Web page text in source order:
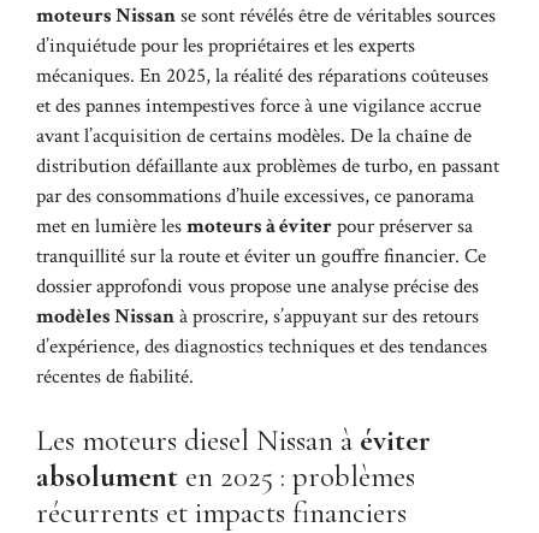
moteurs Nissanse sont révélés être de véritables sources
d’inquiétude pour les propriétaires et les experts
mécaniques. En 2025, la réalité des réparations coûteuses
et des pannes intempestives force à une vigilance accrue
avant l’acquisition de certains modèles. De la chaîne de
distribution défaillante aux problèmes de turbo, en passant
par des consommations d’huile excessives, ce panorama
met en lumière lesmoteurs à éviterpour préserver sa
tranquillité sur la route et éviter un gouffre financier. Ce
dossier approfondi vous propose une analyse précise des
modèles Nissanà proscrire, s’appuyant sur des retours
d’expérience, des diagnostics techniques et des tendances
récentes de fiabilité.
Les moteurs diesel Nissan à éviter
absolument en 2025 : problèmes
récurrents et impacts financiers